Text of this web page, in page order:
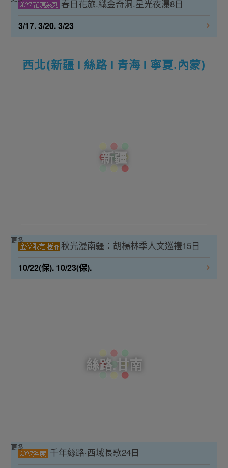
春日花旅.織金奇洞.星光夜瀑8日
3/17. 3/20. 3/23
西北(新疆 l 絲路 l 青海 l 寧夏.內蒙)
新疆
秋光漫南疆：胡楊林季人文巡禮15日
10/22(保). 10/23(保).
更多
絲路.甘南
千年絲路·西域長歌24日
更多